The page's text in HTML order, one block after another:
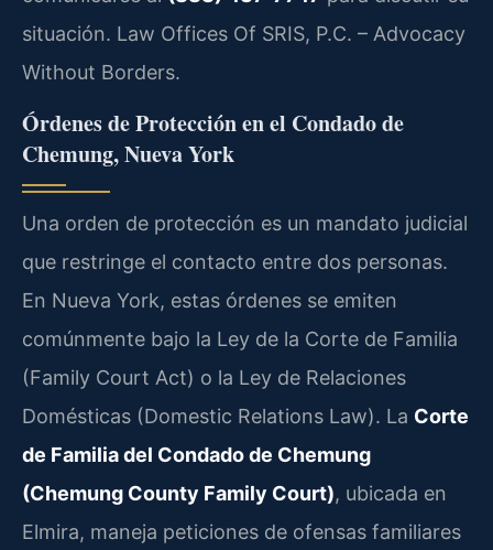
situación. Law Offices Of SRIS, P.C. – Advocacy
Without Borders.
Órdenes de Protección en el Condado de
Chemung, Nueva York
Una orden de protección es un mandato judicial
que restringe el contacto entre dos personas.
En Nueva York, estas órdenes se emiten
comúnmente bajo la Ley de la Corte de Familia
(Family Court Act) o la Ley de Relaciones
Domésticas (Domestic Relations Law). La Corte
de Familia del Condado de Chemung
(Chemung County Family Court), ubicada en
Elmira, maneja peticiones de ofensas familiares